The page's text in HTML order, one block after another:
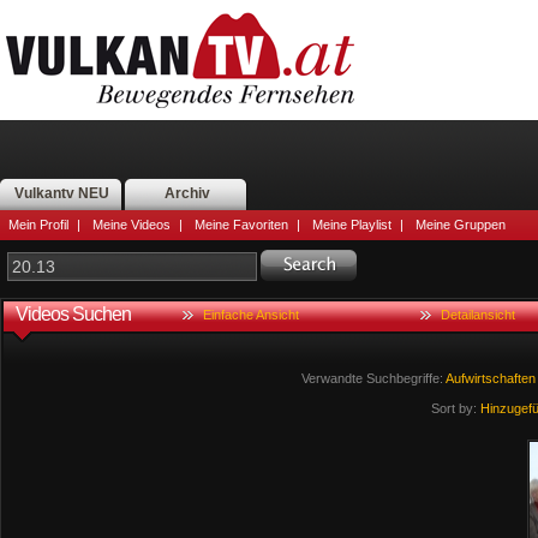
Vulkantv NEU Archiv
Mein Profil | Meine Videos | Meine Favoriten | Meine Playlist | Meine Gruppen
Videos Suchen Einfache Ansicht Detailansicht
Verwandte Suchbegriffe: Aufwirtschaften
Sort by: